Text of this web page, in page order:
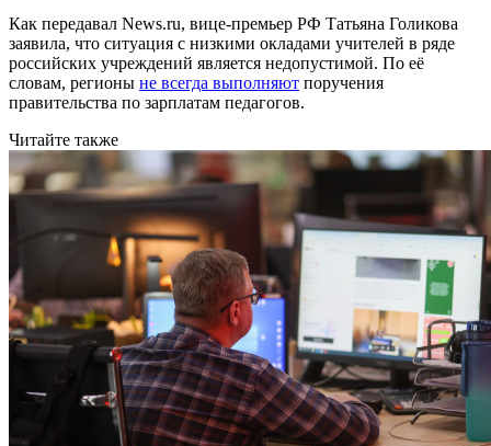
Как передавал News.ru, вице-премьер РФ Татьяна Голикова
заявила, что ситуация с низкими окладами учителей в ряде
российских учреждений является недопустимой. По её
словам, регионы не всегда выполняют поручения
правительства по зарплатам педагогов.
Читайте также